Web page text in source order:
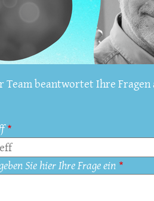
Team beantwortet Ihre Fragen
Sie hier Ihre Frage ein